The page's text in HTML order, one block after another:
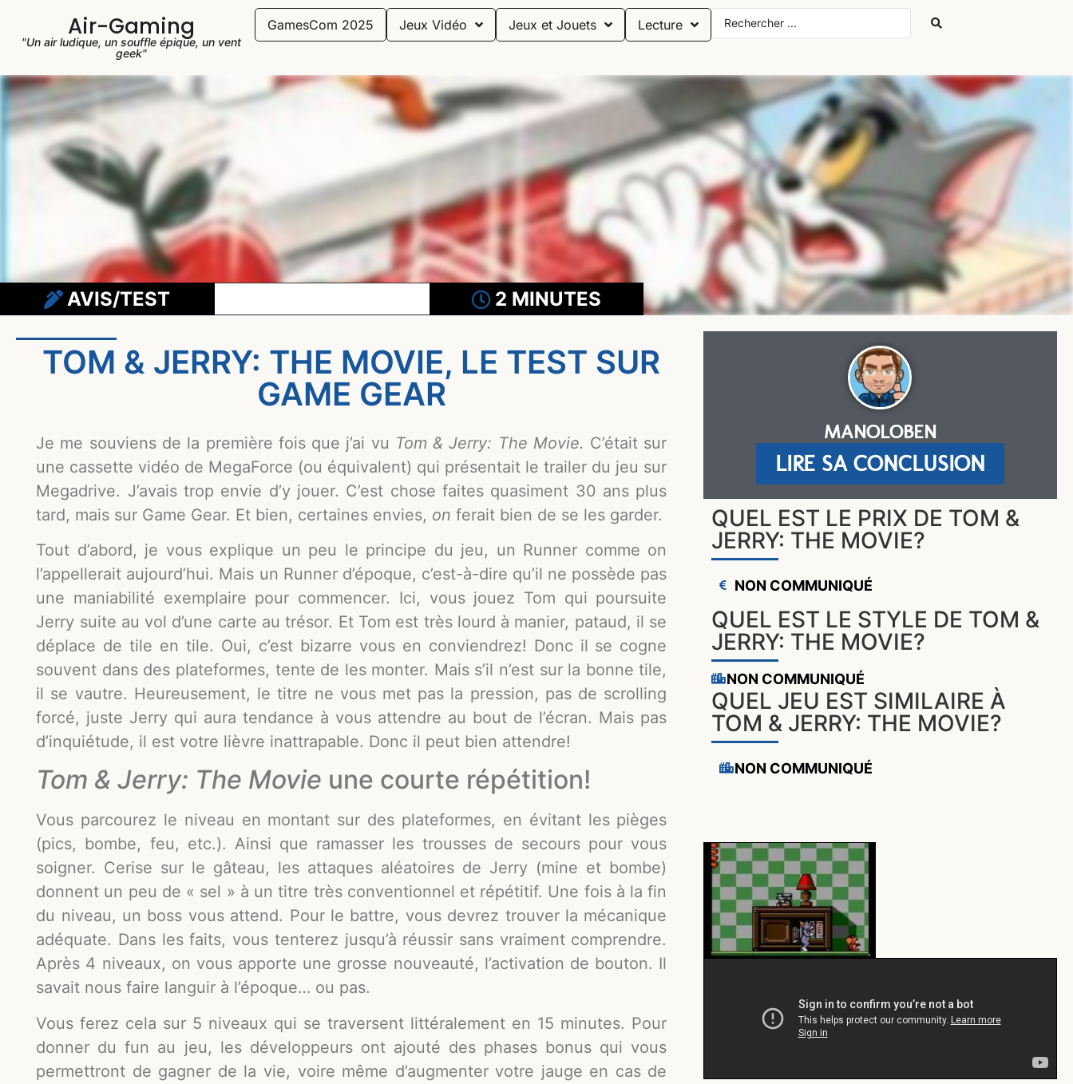
Air-Gaming
"Un air ludique, un souffle épique, un vent
geek"
GamesCom 2025 Jeux Vidéo Jeux et Jouets Lecture
AVIS/TEST 2 MINUTES
TOM & JERRY: THE MOVIE, LE TEST SUR
GAME GEAR
Je me souviens de la première fois que j’ai vu Tom & Jerry: The Movie. C’était sur
une cassette vidéo de MegaForce (ou équivalent) qui présentait le trailer du jeu sur
Megadrive. J’avais trop envie d’y jouer. C’est chose faites quasiment 30 ans plus
tard, mais sur Game Gear. Et bien, certaines envies, onferait bien de se les garder.
Tout d’abord, je vous explique un peu le principe du jeu, un Runner comme on
l’appellerait aujourd’hui. Mais un Runner d’époque, c’est-à-dire qu’il ne possède pas
une maniabilité exemplaire pour commencer. Ici, vous jouez Tom qui poursuite
Jerry suite au vol d’une carte au trésor. Et Tom est très lourd à manier, pataud, il se
déplace de tile en tile. Oui, c’est bizarre vous en conviendrez! Donc il se cogne
souvent dans des plateformes, tente de les monter. Mais s’il n’est sur la bonne tile,
il se vautre. Heureusement, le titre ne vous met pas la pression, pas de scrolling
forcé, juste Jerry qui aura tendance à vous attendre au bout de l’écran. Mais pas
d’inquiétude, il est votre lièvre inattrapable. Donc il peut bien attendre!
Tom & Jerry: The Movie une courte répétition!
Vous parcourez le niveau en montant sur des plateformes, en évitant les pièges
(pics, bombe, feu, etc.). Ainsi que ramasser les trousses de secours pour vous
soigner. Cerise sur le gâteau, les attaques aléatoires de Jerry (mine et bombe)
donnent un peu de « sel » à un titre très conventionnel et répétitif. Une fois à la fin
du niveau, un boss vous attend. Pour le battre, vous devrez trouver la mécanique
adéquate. Dans les faits, vous tenterez jusqu’à réussir sans vraiment comprendre.
Après 4 niveaux, on vous apporte une grosse nouveauté, l’activation de bouton. Il
savait nous faire languir à l’époque… ou pas.
Vous ferez cela sur 5 niveaux qui se traversent littéralement en 15 minutes. Pour
donner du fun au jeu, les développeurs ont ajouté des phases bonus qui vous
permettront de gagner de la vie, voire même d’augmenter votre jauge en cas de
MANOLOBEN
LIRE SA CONCLUSION
QUEL EST LE PRIX DE TOM &
JERRY: THE MOVIE?
NON COMMUNIQUÉ
QUEL EST LE STYLE DE TOM &
JERRY: THE MOVIE?
NON COMMUNIQUÉ
QUEL JEU EST SIMILAIRE À
TOM & JERRY: THE MOVIE?
NON COMMUNIQUÉ